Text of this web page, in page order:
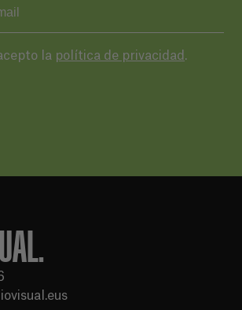
la política de privacidad .